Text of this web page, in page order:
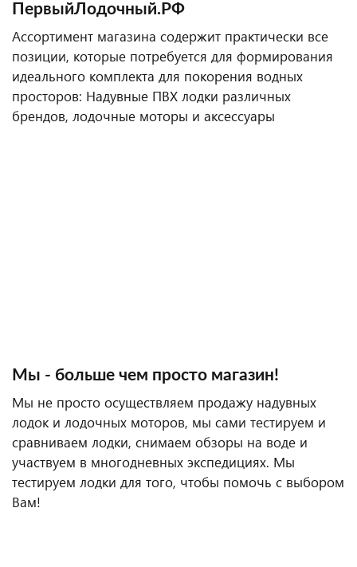
ПервыйЛодочный.РФ
Ассортимент магазина содержит практически все
позиции, которые потребуется для формирования
идеального комплекта для покорения водных
просторов: Надувные ПВХ лодки различных
брендов, лодочные моторы и аксессуары
Мы - больше чем просто магазин!
Мы не просто осуществляем продажу надувных
лодок и лодочных моторов, мы сами тестируем и
сравниваем лодки, снимаем обзоры на воде и
участвуем в многодневных экспедициях. Мы
тестируем лодки для того, чтобы помочь с выбором
Вам!